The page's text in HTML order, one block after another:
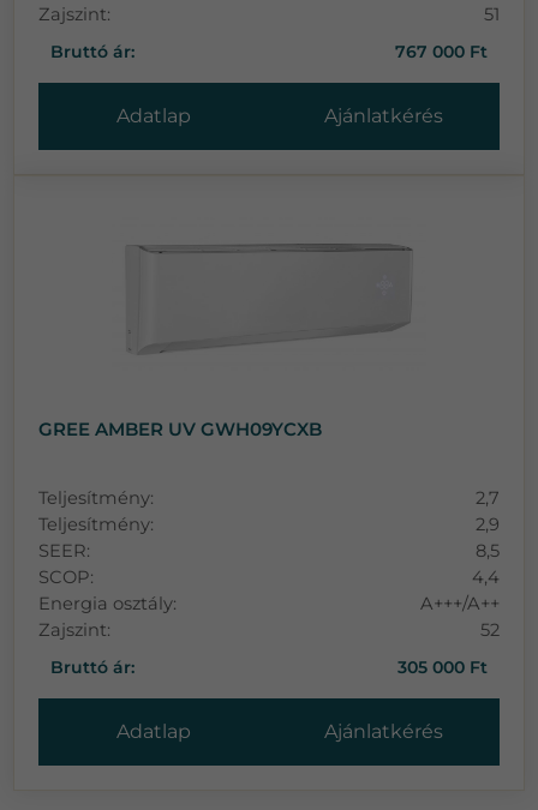
Zajszint:
51
Bruttó ár:
767 000 Ft
Adatlap Ajánlatkérés
GREE AMBER UV GWH09YCXB
Teljesítmény:
2,7
Teljesítmény:
2,9
SEER:
8,5
SCOP:
4,4
Energia osztály:
A+++/A++
Zajszint:
52
Bruttó ár:
305 000 Ft
Adatlap Ajánlatkérés